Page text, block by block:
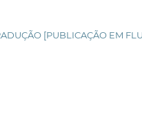
[PUBLICAÇÃO EM